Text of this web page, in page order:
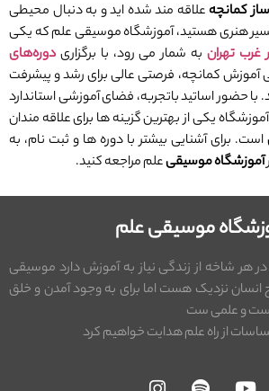
ساز کمانچهعلاقه‌ مند شده ‌اید و به دنبال محیطی
هنری هستید، آموزشگاه موسیقی علم که یکی
تهران به شمار می رود، با برگزاریدوره‌های
کمانچه، فرصتی عالی برای رشد و پیشرفت
با حضور اساتید باتجربه، فضای آموزشی استاندارد
یکی از بهترین گزینه ‌ها برای علاقه ‌مندان
است. برای آشنایی بیشتر با دوره‌ ها و ثبت ‌نام، به
آموزشگاه موسیقیعلم مراجعه کنید.
موسیقی علم
هر شاخه از زندگی نیاز به آموزش دارد موسیقی
انسان نزدیک هست اما برای به وجود آمدن و خلق
و علمی ست
از راه علم هدایت خواهیم کرد